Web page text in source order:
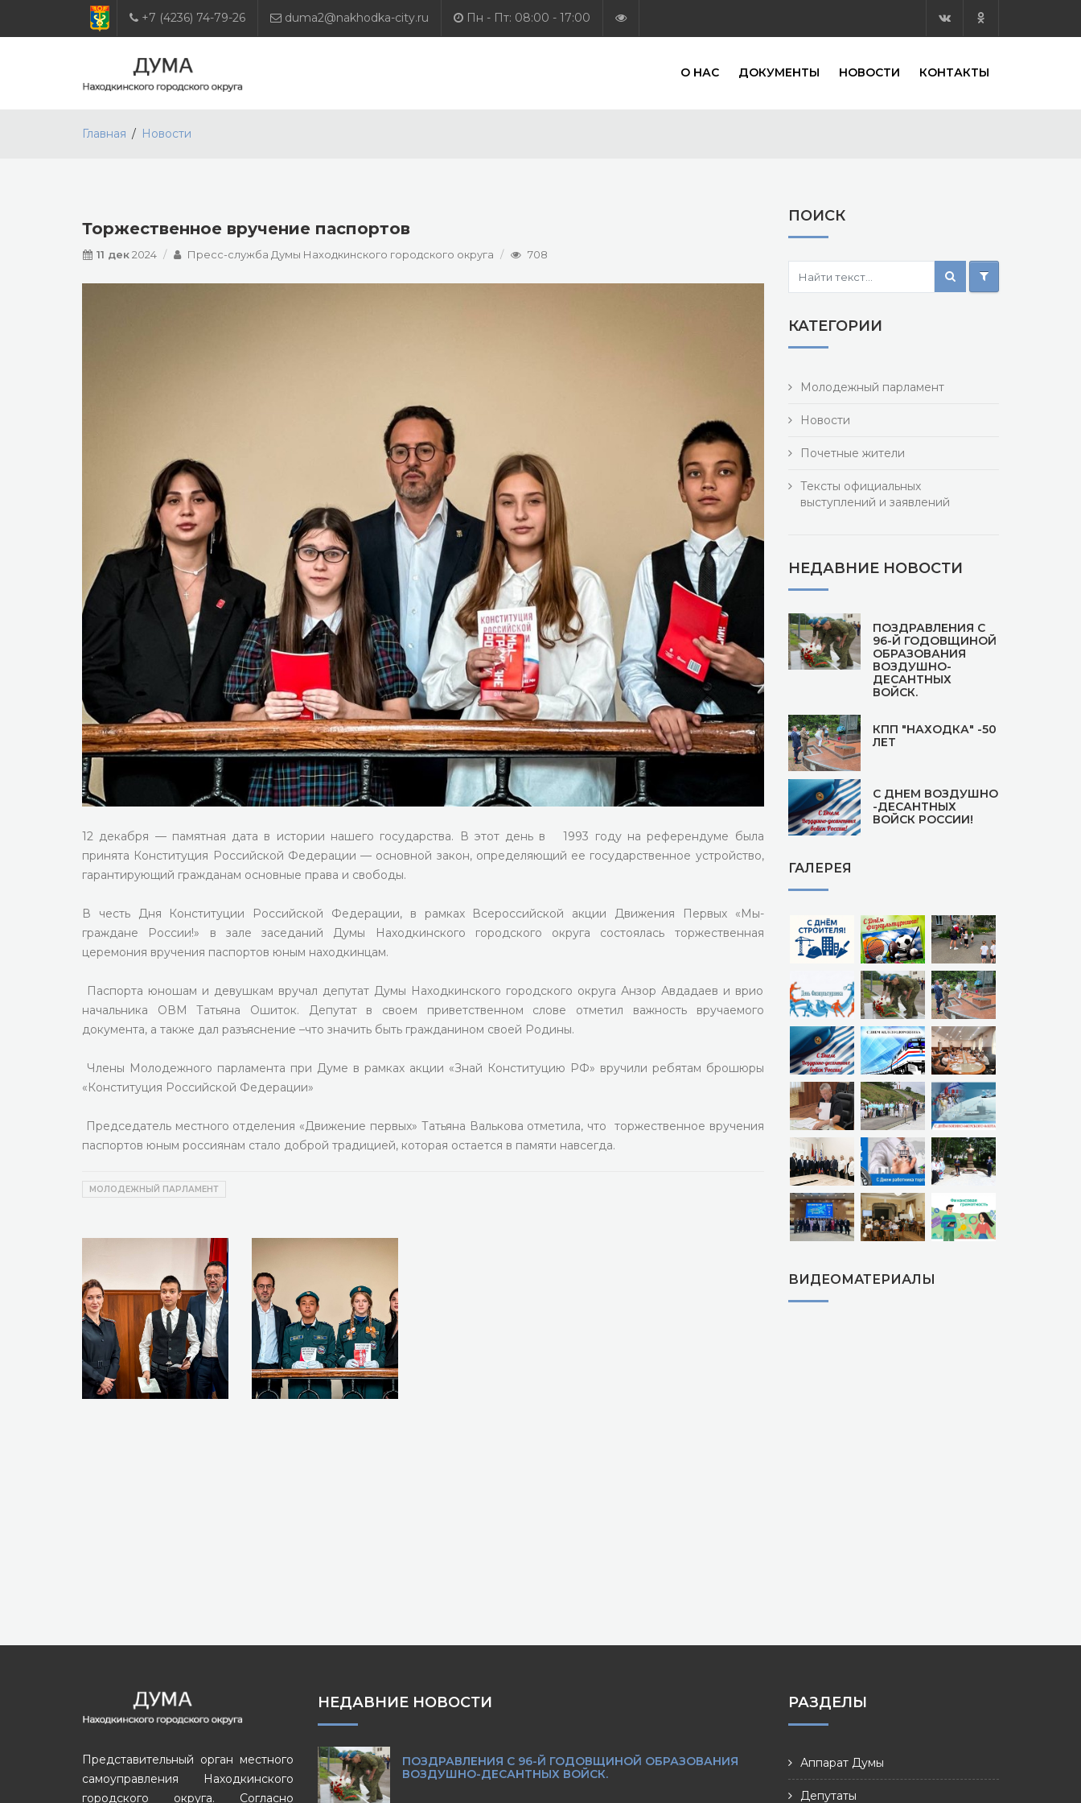
+7 (4236) 74-79-26 duma2@nakhodka-city.ru Пн - Пт: 08:00 - 17:00
О НАС ДОКУМЕНТЫ НОВОСТИ КОНТАКТЫ
Главная Новости
Торжественное вручение паспортов
11 дек2024 Пресс-служба Думы Находкинского городского округа 708
12 декабря — памятная дата в истории нашего государства. В этот день в 1993 году на референдуме была
принята Конституция Российской Федерации — основной закон, определяющий ее государственное устройство,
гарантирующий гражданам основные права и свободы.
В честь Дня Конституции Российской Федерации, в рамках Всероссийской акции Движения Первых «Мы-
граждане России!» в зале заседаний Думы Находкинского городского округа состоялась торжественная
церемония вручения паспортов юным находкинцам.
Паспорта юношам и девушкам вручал депутат Думы Находкинского городского округа Анзор Авдадаев и врио
начальника ОВМ Татьяна Ошиток. Депутат в своем приветственном слове отметил важность вручаемого
документа, а также дал разъяснение –что значить быть гражданином своей Родины.
Члены Молодежного парламента при Думе в рамках акции «Знай Конституцию РФ» вручили ребятам брошюры
«Конституция Российской Федерации»
Председатель местного отделения «Движение первых» Татьяна Валькова отметила, что торжественное вручения
паспортов юным россиянам стало доброй традицией, которая остается в памяти навсегда.
МОЛОДЕЖНЫЙ ПАРЛАМЕНТ
ПОИСК
КАТЕГОРИИ
Молодежный парламент
Новости
Почетные жители
Тексты официальных
выступлений и заявлений
НЕДАВНИЕ НОВОСТИ
ПОЗДРАВЛЕНИЯ С
96-Й ГОДОВЩИНОЙ
ОБРАЗОВАНИЯ
ВОЗДУШНО-
ДЕСАНТНЫХ
ВОЙСК.
КПП "НАХОДКА" -50
ЛЕТ
С ДНЕМ ВОЗДУШНО
-ДЕСАНТНЫХ
ВОЙСК РОССИИ!
ГАЛЕРЕЯ
ВИДЕОМАТЕРИАЛЫ
Представительный орган местного
самоуправления Находкинского
городского округа. Согласно
НЕДАВНИЕ НОВОСТИ
ПОЗДРАВЛЕНИЯ С 96-Й ГОДОВЩИНОЙ ОБРАЗОВАНИЯ
ВОЗДУШНО-ДЕСАНТНЫХ ВОЙСК.
РАЗДЕЛЫ
Аппарат Думы
Депутаты